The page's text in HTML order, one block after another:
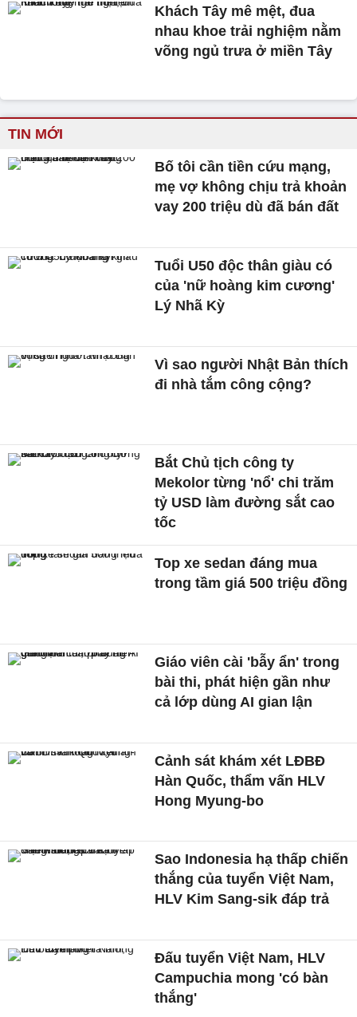
Khách Tây mê mệt, đua
nhau khoe trải nghiệm nằm
võng ngủ trưa ở miền Tây
TIN MỚI
Bố tôi cần tiền cứu mạng,
mẹ vợ không chịu trả khoản
vay 200 triệu dù đã bán đất
Tuổi U50 độc thân giàu có
của 'nữ hoàng kim cương'
Lý Nhã Kỳ
Vì sao người Nhật Bản thích
đi nhà tắm công cộng?
Bắt Chủ tịch công ty
Mekolor từng 'nổ' chi trăm
tỷ USD làm đường sắt cao
tốc
Top xe sedan đáng mua
trong tầm giá 500 triệu đồng
Giáo viên cài 'bẫy ẩn' trong
bài thi, phát hiện gần như
cả lớp dùng AI gian lận
Cảnh sát khám xét LĐBĐ
Hàn Quốc, thẩm vấn HLV
Hong Myung-bo
Sao Indonesia hạ thấp chiến
thắng của tuyển Việt Nam,
HLV Kim Sang-sik đáp trả
Đấu tuyển Việt Nam, HLV
Campuchia mong 'có bàn
thắng'